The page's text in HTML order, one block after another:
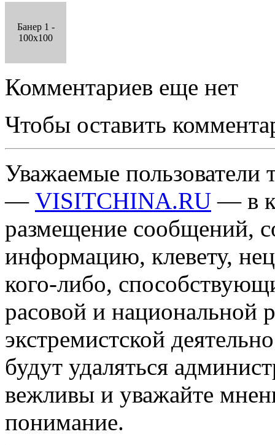
Банер 1 -
100x100
Комментариев еще нет
Чтобы оставить
Уважаемые пользователи
— VISITCHINA.RU — в
размещение сообщений,
информацию, клевету,
кого-либо,
расовой и национальной
экстремистской
будут удаляться
вежливы и уважайте
понимание.